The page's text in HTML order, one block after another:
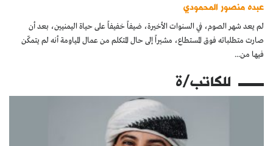
عبده منصور المحمودي
لم يعد شهر الصوم، في السنوات الأخيرة، ضيفاً خفيفاً على حياة اليمنيين، بعد أن
صارت متطلباته فوق المستطاع، مشيراً إلى حال المتكلم من عمال المياومة أنه لم يتمكّن
فيها من...
للكاتب/ة